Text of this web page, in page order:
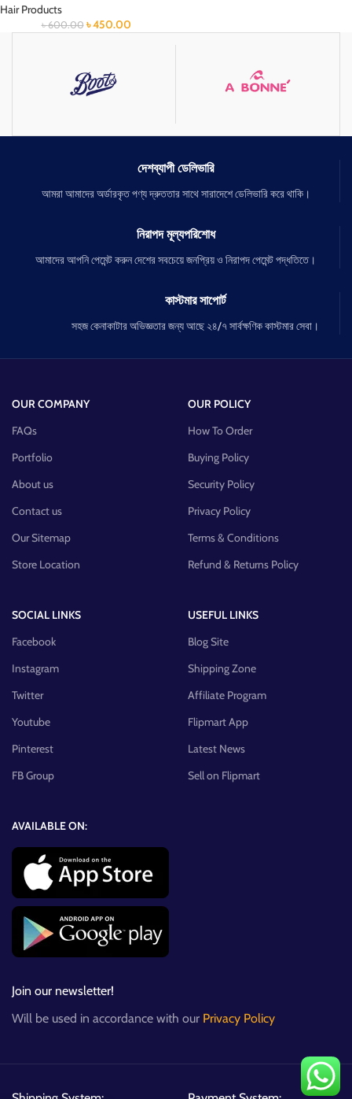
Hair Products
৳600.00 ৳450.00
দেশব্যাপী ডেলিভারি
আমরা আমাদের অর্ডারকৃত পণ্য দ্রুততার সাথে সারাদেশে ডেলিভারি করে থাকি।
নিরাপদ মূল্যপরিশোধ
আমাদের আপনি পেমেন্ট করুন দেশের সবচেয়ে জনপ্রিয় ও নিরাপদ পেমেন্ট পদ্ধতিতে।
কাস্টমার সাপোর্ট
সহজ কেনাকাটার অভিজ্ঞতার জন্য আছে ২৪/৭ সার্বক্ষণিক কাস্টমার সেবা।
OUR COMPANY
FAQs
Portfolio
About us
Contact us
Our Sitemap
Store Location
OUR POLICY
How To Order
Buying Policy
Security Policy
Privacy Policy
Terms & Conditions
Refund & Returns Policy
SOCIAL LINKS
Facebook
Instagram
Twitter
Youtube
Pinterest
FB Group
USEFUL LINKS
Blog Site
Shipping Zone
Affiliate Program
Flipmart App
Latest News
Sell on Flipmart
AVAILABLE ON:
Join our newsletter!
Will be used in accordance with our Privacy Policy